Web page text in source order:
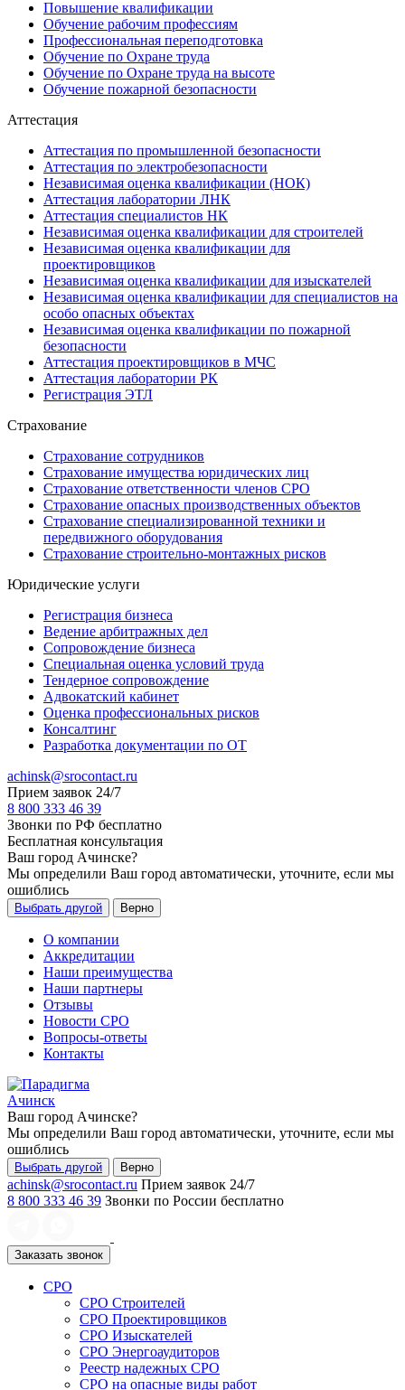
Повышение квалификации
Обучение рабочим профессиям
Профессиональная переподготовка
Обучение по Охране труда
Обучение по Охране труда на высоте
Обучение пожарной безопасности
Аттестация
Аттестация по промышленной безопасности
Аттестация по электробезопасности
Независимая оценка квалификации (НОК)
Аттестация лаборатории ЛНК
Аттестация специалистов НК
Независимая оценка квалификации для строителей
Независимая оценка квалификации для
проектировщиков
Независимая оценка квалификации для изыскателей
Независимая оценка квалификации для специалистов на
особо опасных объектах
Независимая оценка квалификации по пожарной
безопасности
Аттестация проектировщиков в МЧС
Аттестация лаборатории РК
Регистрация ЭТЛ
Страхование
Страхование сотрудников
Страхование имущества юридических лиц
Страхование ответственности членов СРО
Страхование опасных производственных объектов
Страхование специализированной техники и
передвижного оборудования
Страхование строительно-монтажных рисков
Юридические услуги
Регистрация бизнеса
Ведение арбитражных дел
Сопровождение бизнеса
Специальная оценка условий труда
Тендерное сопровождение
Адвокатский кабинет
Оценка профессиональных рисков
Консалтинг
Разработка документации по ОТ
achinsk@srocontact.ru
Прием заявок 24/7
8 800 333 46 39
Звонки по РФ бесплатно
Бесплатная консультация
Ваш город Ачинске?
Мы определили Ваш город автоматически, уточните, если мы
ошиблись
Выбрать другой Верно
О компании
Аккредитации
Наши преимущества
Наши партнеры
Отзывы
Новости СРО
Вопросы-ответы
Контакты
Ачинск
Ваш город Ачинске?
Мы определили Ваш город автоматически, уточните, если мы
ошиблись
Выбрать другой Верно
achinsk@srocontact.ru Прием заявок 24/7
8 800 333 46 39 Звонки по России бесплатно
Заказать звонок
СРО
СРО Строителей
СРО Проектировщиков
СРО Изыскателей
СРО Энергоаудиторов
Реестр надежных СРО
СРО на опасные виды работ